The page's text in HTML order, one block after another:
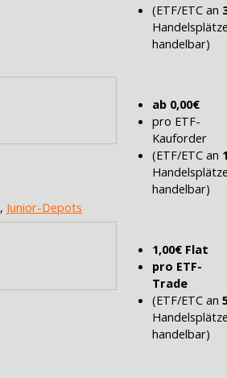
(ETF/ETC an
handelbar)
, Junior-Depots
ab 0,00€
pro ETF-
Kauforder
(ETF/ETC an
handelbar)
1,00€ Flat
pro ETF-
Trade
(ETF/ETC an
handelbar)